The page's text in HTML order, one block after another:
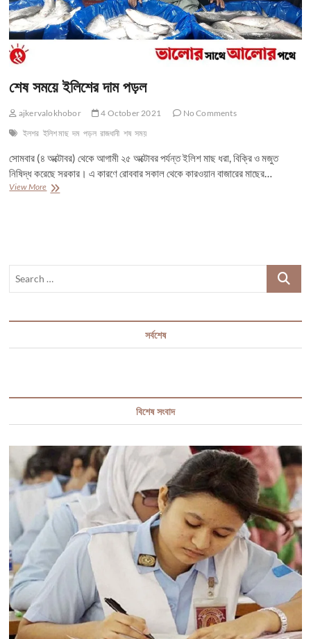
শেষ সময়ে ইলিশের দাম পড়ল
ajkervalokhobor 4 October 2021
No Comments
ইলশর ইলিশ মাছ দম পড়ল রাজধানী শষ সময়
সোমবার (৪ অক্টোবর) থেকে আগামী ২৫ অক্টোবর পর্যন্ত ইলিশ মাছ ধরা, বিক্রি ও মজুত
নিষিদ্ধ করেছে সরকার। এ কারণে রোববার সকাল থেকে কারওয়ান বাজারের মাছের…
View Moreশেষ
Search
সর্বশেষ
বিশেষ সংবাদ